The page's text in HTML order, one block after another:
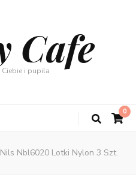
Cafe
i pupila
0
Nils Nbl6020 Lotki Nylon 3 Szt.